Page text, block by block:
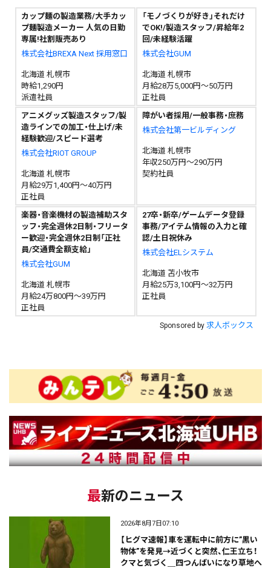
カップ麺の製造業務/大手カッ
プ麺製造メーカー 人気の日勤
専属!社割販売あり
株式会社BREXA Next 採用窓口
北海道 札幌市
時給1,290円
派遣社員
「モノづくりが好き」それだけ
でOK!/製造スタッフ/昇給年2
回/未経験活躍
株式会社GUM
北海道 札幌市
月給28万5,000円～50万円
正社員
アニメグッズ製造スタッフ/製
造ラインでの加工・仕上げ/未
経験歓迎/スピード選考
株式会社RIOT GROUP
北海道 札幌市
月給29万1,400円～40万円
正社員
障がい者採用/一般事務・庶務
株式会社第一ビルディング
北海道 札幌市
年収250万円～290万円
契約社員
楽器・音楽機材の製造補助スタ
ッフ・完全週休2日制・フリータ
ー歓迎・完全週休2日制「正社
員/交通費全額支給」
株式会社GUM
北海道 札幌市
月給24万800円～39万円
正社員
27卒・新卒/ゲームデータ登録
事務/アイテム情報の入力と確
認/土日祝休み
株式会社ELシステム
北海道 苫小牧市
月給25万3,100円～32万円
正社員
Sponsored by 求人ボックス
最新のニュース
2026年8月7日07:10
【ヒグマ速報】車を運転中に前方に”黒い
物体”を発見→近づくと突然、仁王立ち！
クマと気づく＿四つんばいになり草地へ